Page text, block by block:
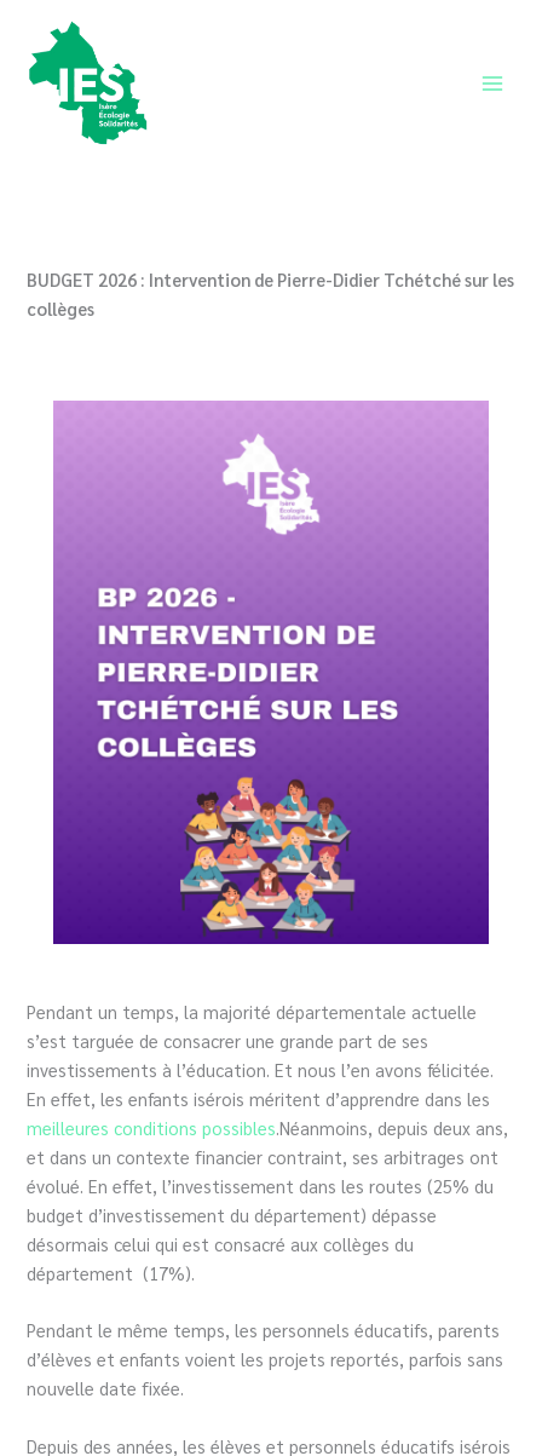
contenu
BUDGET 2026 : Intervention de Pierre-Didier Tchétché sur les
collèges
Pendant un temps, la majorité départementale actuelle
s’est targuée de consacrer une grande part de ses
investissements à l’éducation. Et nous l’en avons félicitée.
En effet, les enfants isérois méritent d’apprendre dans les
meilleures conditions possibles.Néanmoins, depuis deux ans,
et dans un contexte financier contraint, ses arbitrages ont
évolué. En effet, l’investissement dans les routes (25% du
budget d’investissement du département) dépasse
désormais celui qui est consacré aux collèges du
département (17%).
Pendant le même temps, les personnels éducatifs, parents
d’élèves et enfants voient les projets reportés, parfois sans
nouvelle date fixée.
Depuis des années, les élèves et personnels éducatifs isérois